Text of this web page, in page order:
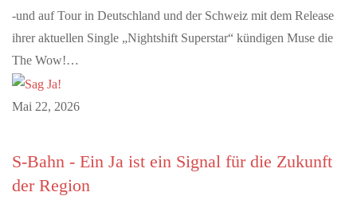
-und auf Tour in Deutschland und der Schweiz mit dem Release
ihrer aktuellen Single „Nightshift Superstar“ kündigen Muse die
The Wow!…
Mai 22, 2026
S-Bahn - Ein Ja ist ein Signal für die Zukunft
der Region